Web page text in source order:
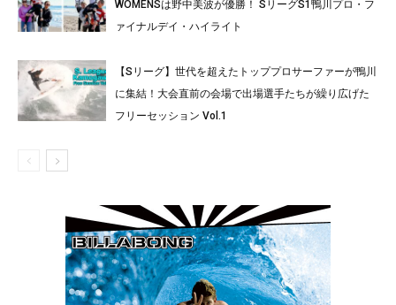
WOMENSは野中美波が優勝！ SリーグS1鴨川プロ・フ
ァイナルデイ・ハイライト
【Sリーグ】世代を超えたトッププロサーファーが鴨川
に集結！大会直前の会場で出場選手たちが繰り広げた
フリーセッション Vol.1